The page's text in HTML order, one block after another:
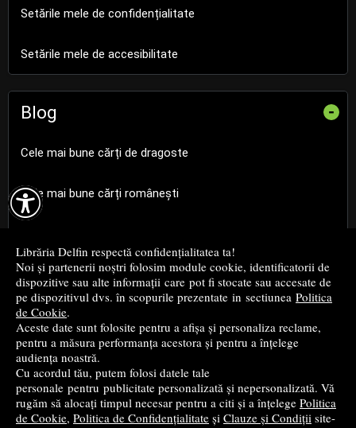

Librăria Delfin respectă confidențialitatea ta!
Noi și partenerii noștri folosim module cookie, identificatorii de
dispozitive sau alte informații care pot fi stocate sau accesate de
pe dispozitivul dvs. în scopurile prezentate in sectiunea Politica
de Cookie.
Aceste date sunt folosite pentru a afișa și personaliza reclame,
pentru a măsura performanța acestora și pentru a înțelege
audiența noastră.
Cu acordul tău, putem folosi datele tale
personale pentru publicitate personalizată și nepersonalizată. Vă
rugăm să alocați timpul necesar pentru a citi și a înțelege Politica
de Cookie, Politica de Confidențialitate și Clauze și Condiții site-
Setările mele de confidențialitate
Setările mele de accesibilitate
Blog -
Cele mai bune cărți de dragoste
Cele mai bune cărți românești
Cele mai bune cărți de istorie
Top cărți beletristică
...toate știrile
© 2004 - 2026 Grup DZC SRL